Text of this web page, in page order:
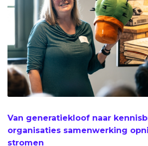
Van generatiekloof naar
organisaties samenwerking
stromen